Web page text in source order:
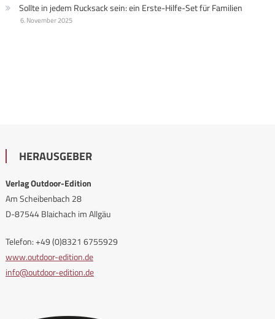
Sollte in jedem Rucksack sein: ein Erste-Hilfe-Set für Familien
6. November 2025
HERAUSGEBER
Verlag Outdoor-Edition
Am Scheibenbach 28
D-87544 Blaichach im Allgäu
Telefon: +49 (0)8321 6755929
www.outdoor-edition.de
info@outdoor-edition.de